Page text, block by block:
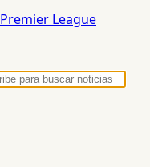
Premier League